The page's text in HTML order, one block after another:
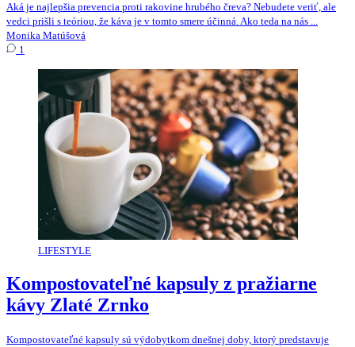
Aká je najlepšia prevencia proti rakovine hrubého čreva? Nebudete veriť, ale
vedci prišli s teóriou, že káva je v tomto smere účinná. Ako teda na nás ...
Monika Matúšová
1
LIFESTYLE
Kompostovateľné kapsuly z pražiarne
kávy Zlaté Zrnko
Kompostovateľné kapsuly sú výdobytkom dnešnej doby, ktorý predstavuje